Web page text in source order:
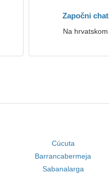
Započni chat
Na hrvatskom
Cúcuta
Barrancabermeja
Sabanalarga